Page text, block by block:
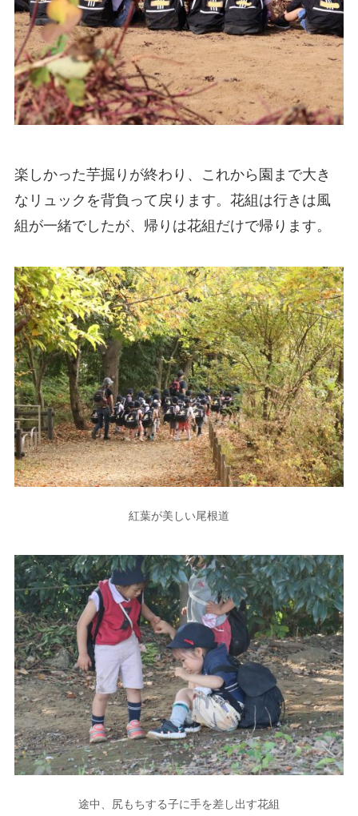
楽しかった芋掘りが終わり、これから園まで大き
なリュックを背負って戻ります。花組は行きは風
組が一緒でしたが、帰りは花組だけで帰ります。
紅葉が美しい尾根道
途中、尻もちする子に手を差し出す花組